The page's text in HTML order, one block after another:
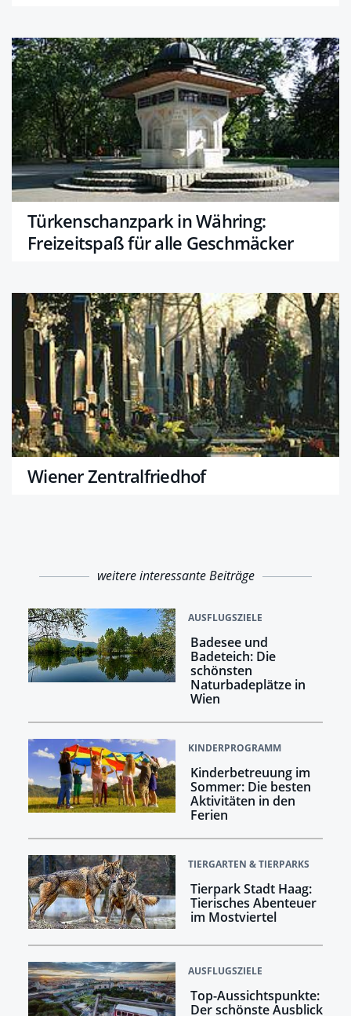
Türkenschanzpark in Währing:
Freizeitspaß für alle Geschmäcker
Wiener Zentralfriedhof
weitere interessante Beiträge
AUSFLUGSZIELE
Badesee und
Badeteich: Die
schönsten
Naturbadeplätze in
Wien
KINDERPROGRAMM
Kinderbetreuung im
Sommer: Die besten
Aktivitäten in den
Ferien
TIERGARTEN & TIERPARKS
Tierpark Stadt Haag:
Tierisches Abenteuer
im Mostviertel
AUSFLUGSZIELE
Top-Aussichtspunkte:
Der schönste Ausblick